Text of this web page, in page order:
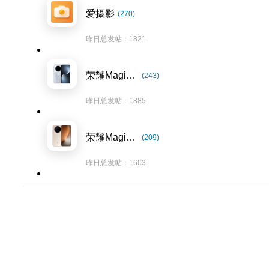
爱摄影 (270)
昨日总发帖：1821
荣耀Magic7系列 (243)
昨日总发帖：1885
荣耀Magic8系列 (209)
昨日总发帖：1603